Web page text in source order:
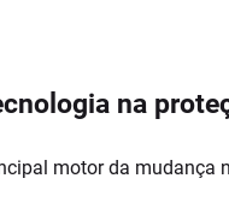
na
motor da mudança